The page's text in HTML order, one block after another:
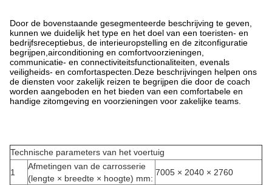
Door de bovenstaande gesegmenteerde beschrijving te geven,
kunnen we duidelijk het type en het doel van een toeristen- en
bedrijfsreceptiebus, de interieuropstelling en de zitconfiguratie
begrijpen,airconditioning en comfortvoorzieningen,
communicatie- en connectiviteitsfunctionaliteiten, evenals
veiligheids- en comfortaspecten.Deze beschrijvingen helpen ons
de diensten voor zakelijk reizen te begrijpen die door de coach
worden aangeboden en het bieden van een comfortabele en
handige zitomgeving en voorzieningen voor zakelijke teams.
Technische parameters van het voertuig
1
Afmetingen van de carrosserie
(lengte × breedte × hoogte) mm:
7005 × 2040 × 2760